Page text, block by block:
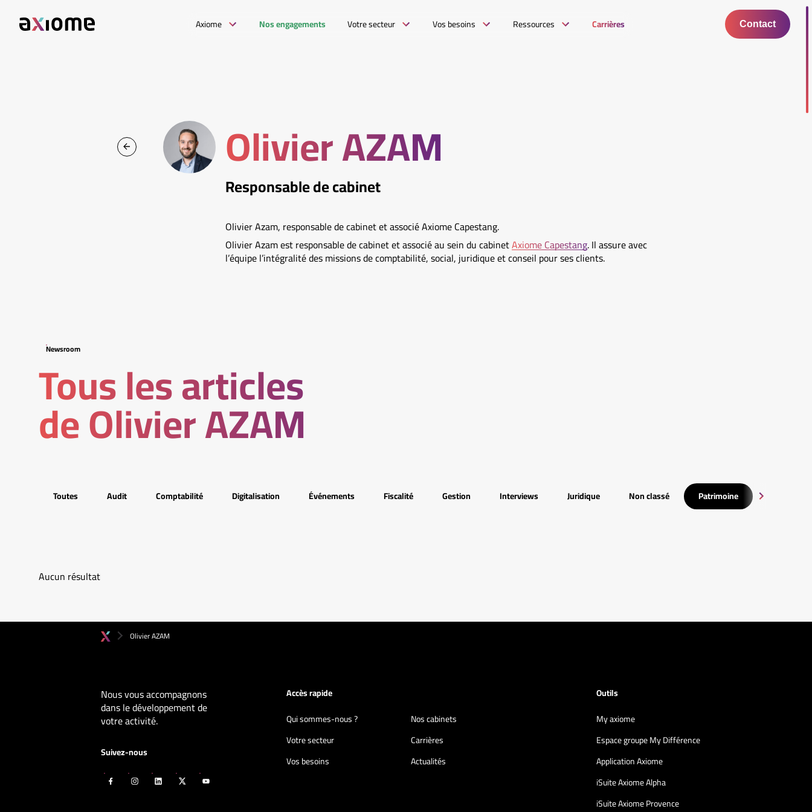
Axiome Nos engagements Votre secteur Vos besoins Ressources Carrières Contact
Olivier AZAM
Responsable de cabinet
Olivier Azam, responsable de cabinet et associé Axiome Capestang.
Olivier Azam est responsable de cabinet et associé au sein du cabinetAxiome Capestang. Il assure avec
l’équipe l’intégralité des missions de comptabilité, social, juridique et conseil pour ses clients.
Newsroom
Tous les articles
de Olivier AZAM
Toutes Audit Comptabilité Digitalisation Événements Fiscalité Gestion Interviews Juridique Non classé Patrimoine
Aucun résultat
Olivier AZAM
Nous vous accompagnons
dans le développement de
votre activité.
Suivez-nous
Accès rapide
Qui sommes-nous ?
Nos cabinets
Votre secteur
Carrières
Vos besoins
Actualités
Outils
My axiome
Espace groupe My Différence
Application Axiome
iSuite Axiome Alpha
iSuite Axiome Provence